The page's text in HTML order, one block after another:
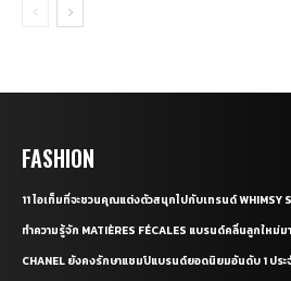
FASHION
11 ไอเท็มที่จะชวนคุณแต่งตัวสนุกไปกับเทรนด์ WHIMSY
ทำความรู้จัก MATIÈRES FÉCALES แบรนด์คลื่นลูกใหม่ม
CHANEL ยังคงรักษาแชมป์แบรนด์ยอดนิยมอันดับ 1 ประ